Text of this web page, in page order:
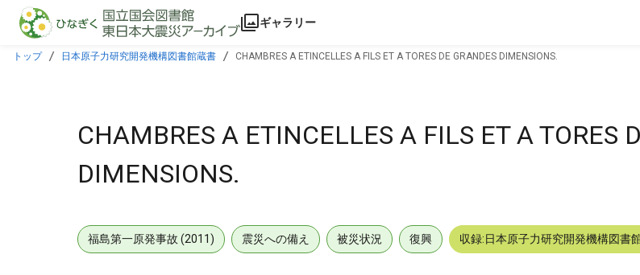
本文に飛ぶ
ギャラリー
トップ 日本原子力研究開発機構図書館蔵書 CHAMBRES A ETINCELLES A FILS ET A TORES DE GRANDES DIMENSIONS.
CHAMBRES A ETINCELLES A FILS ET A TORES
DIMENSIONS.
福島第一原発事故 (2011) 震災への備え 被災状況 復興 収録:日本原子力研究開発機構図書